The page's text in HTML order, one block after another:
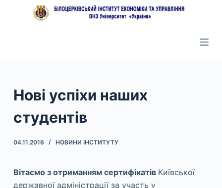
и
д
о
м
Нові успіхи наших
студентів
04.11.2016 НОВИНИ ІНСТИТУТУ
Вітаємо з отриманням сертифікатів Київської
державної адміністрації за участь у